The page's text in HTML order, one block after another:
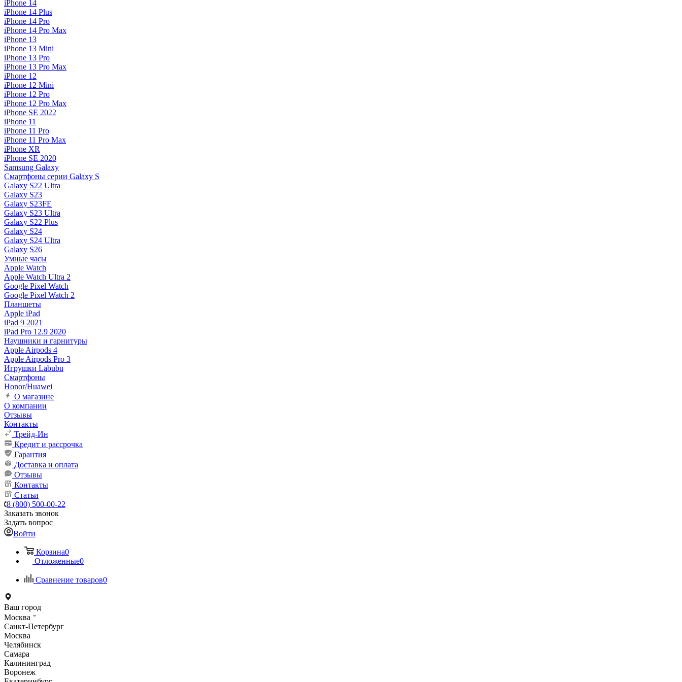
iPhone 14
iPhone 14 Plus
iPhone 14 Pro
iPhone 14 Pro Max
iPhone 13
iPhone 13 Mini
iPhone 13 Pro
iPhone 13 Pro Max
iPhone 12
iPhone 12 Mini
iPhone 12 Pro
iPhone 12 Pro Max
iPhone SE 2022
iPhone 11
iPhone 11 Pro
iPhone 11 Pro Max
iPhone XR
iPhone SE 2020
Samsung Galaxy
Смартфоны серии Galaxy S
Galaxy S22 Ultra
Galaxy S23
Galaxy S23FE
Galaxy S23 Ultra
Galaxy S22 Plus
Galaxy S24
Galaxy S24 Ultra
Galaxy S26
Умные часы
Apple Watch
Apple Watch Ultra 2
Google Pixel Watch
Google Pixel Watch 2
Планшеты
Apple iPad
iPad 9 2021
iPad Pro 12.9 2020
Наушники и гарнитуры
Apple Airpods 4
Apple Airpods Pro 3
Игрушки Labubu
Смартфоны
Honor/Huawei
О магазине
О компании
Отзывы
Контакты
Трейд-Ин
Кредит и рассрочка
Гарантия
Доставка и оплата
Отзывы
Контакты
Статьи
8 (800) 500-00-22
Заказать звонок
Задать вопрос
Войти
Корзина0
Отложенные0
Сравнение товаров0
Ваш город
Москва
Санкт-Петербург
Москва
Челябинск
Самара
Калининград
Воронеж